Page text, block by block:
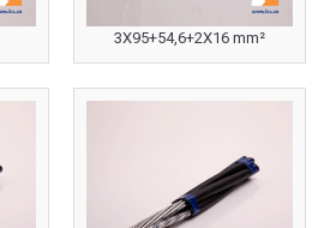
3X95+54,6+2X16 mm²